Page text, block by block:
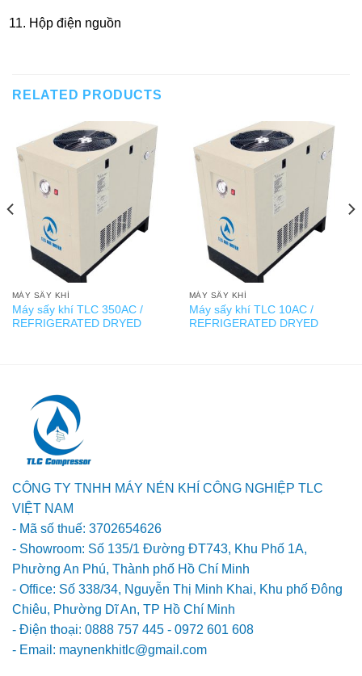
Hộp điện nguồn
RELATED PRODUCTS
MÁY SẤY KHÍ
Máy sấy khí TLC 350AC /
REFRIGERATED DRYED
MÁY SẤY KHÍ
Máy sấy khí TLC 10AC /
REFRIGERATED DRYED
CÔNG TY TNHH MÁY NÉN KHÍ CÔNG NGHIỆP TLC
VIỆT NAM
- Mã số thuế: 3702654626
- Showroom: Số 135/1 Đường ĐT743, Khu Phố 1A,
Phường An Phú, Thành phố Hồ Chí Minh
- Office: Số 338/34, Nguyễn Thị Minh Khai, Khu phố Đông
Chiêu, Phường Dĩ An, TP Hồ Chí Minh
- Điện thoại: 0888 757 445 - 0972 601 608
- Email: maynenkhitlc@gmail.com